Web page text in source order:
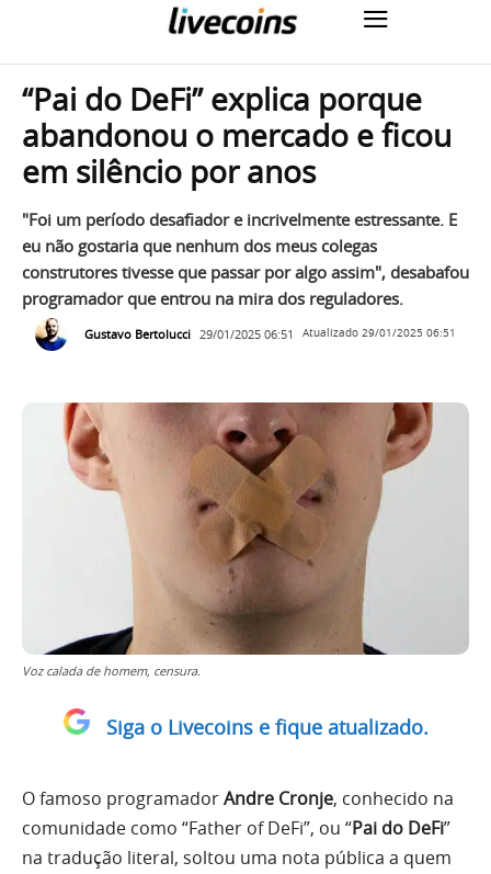
“Pai do DeFi” explica porque
abandonou o mercado e ficou
em silêncio por anos
"Foi um período desafiador e incrivelmente estressante. E
eu não gostaria que nenhum dos meus colegas
construtores tivesse que passar por algo assim", desabafou
programador que entrou na mira dos reguladores.
Gustavo Bertolucci 29/01/2025 06:51 Atualizado 29/01/2025 06:51
Voz calada de homem, censura.
Siga o Livecoins e fique atualizado.
O famoso programadorAndre Cronje, conhecido na
comunidade como “Father of DeFi”, ou “Pai do DeFi”
na tradução literal, soltou uma nota pública a quem